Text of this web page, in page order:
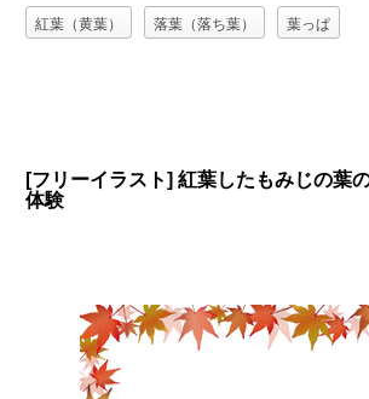
紅葉（黄葉） 落葉（落ち葉） 葉っぱ
[フリーイラスト] 紅葉したもみじの葉
体験